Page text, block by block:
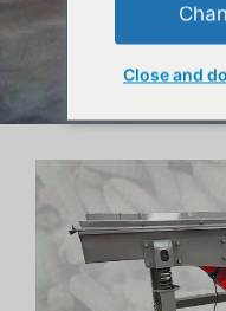
Close and